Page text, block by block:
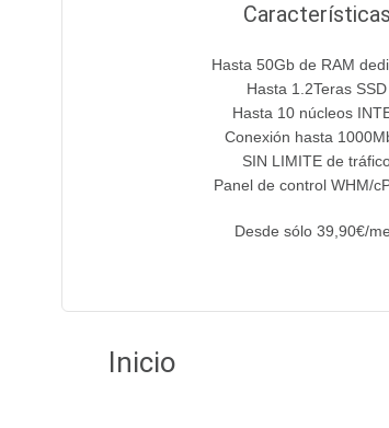
Características
Hasta 50Gb de RAM
Hasta 1.2Teras SSD
Hasta 10 núcleos
Conexión hasta
SIN LIMITE de
Panel de control WHM/
Desde sólo 39,90€/
Inicio